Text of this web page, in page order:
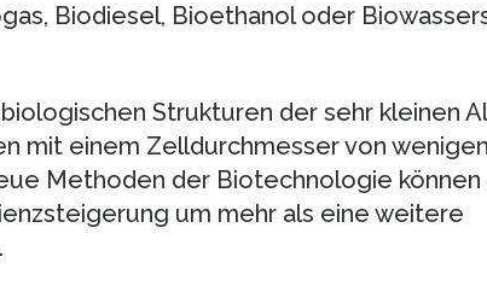
Biodiesel, Bioethanol oder
Strukturen der sehr kleinen
mit einem Zelldurchmesser von
Methoden der Biotechnologie können
um mehr als eine weitere